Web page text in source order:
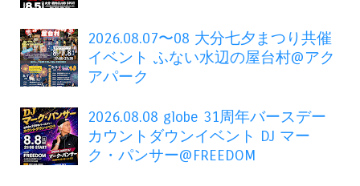
2026.08.07〜08 大分七夕まつり共催
イベント ふない水辺の屋台村@アク
アパーク
2026.08.08 globe 31周年バースデー
カウントダウンイベント DJ マー
ク・パンサー@FREEDOM